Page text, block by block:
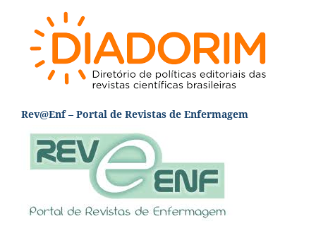
Rev@Enf – Portal de Revistas de Enfermagem